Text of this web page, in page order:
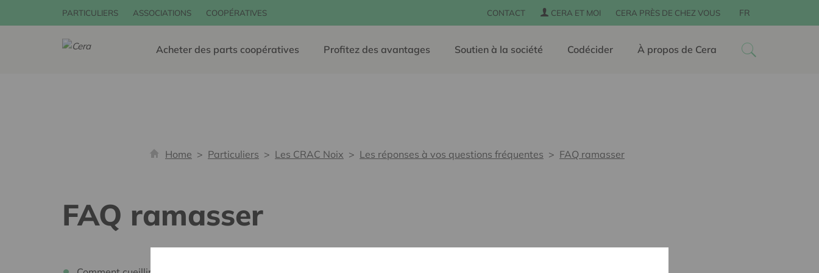
PARTICULIERS ASSOCIATIONS COOPÉRATIVES CONTACT CERA ET MOI CERA PRÈS DE CHEZ VOUS FR
Acheter des parts coopératives Profitez des avantages Soutien à la société Codécider À propos de Cera
Home Particuliers Les CRAC Noix Les réponses à vos questions fréquentes FAQ ramasser
FAQ ramasser